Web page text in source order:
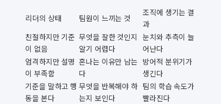
리더의 상태 팀원이 느끼는 것
조직에 생기는 결
과
친절하지만 기준
이 없음
무엇을 잘한 것인지
알기 어렵다
눈치와 추측이 늘
어난다
엄격하지만 설명
이 부족함
혼나는 이유만 남는
다
방어적 분위기가
생긴다
기준을 말하고 행
동을 본다
무엇을 반복해야 하
는지 보인다
팀의 학습 속도가
빨라진다